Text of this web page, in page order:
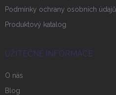
Podmínky ochrany osobních údajů
Produktový katalog
UŽITEČNÉ INFORMACE
O nás
Blog